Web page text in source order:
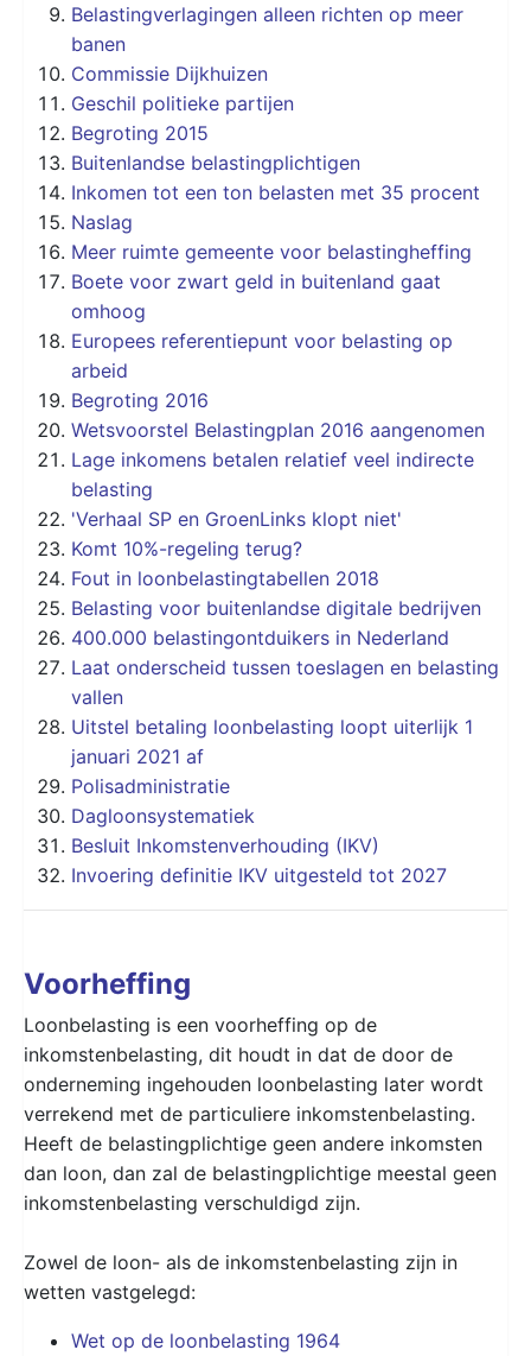
Belastingverlagingen alleen richten op meer
banen
Commissie Dijkhuizen
Geschil politieke partijen
Begroting 2015
Buitenlandse belastingplichtigen
Inkomen tot een ton belasten met 35 procent
Naslag
Meer ruimte gemeente voor belastingheffing
Boete voor zwart geld in buitenland gaat
omhoog
Europees referentiepunt voor belasting op
arbeid
Begroting 2016
Wetsvoorstel Belastingplan 2016 aangenomen
Lage inkomens betalen relatief veel indirecte
belasting
'Verhaal SP en GroenLinks klopt niet'
Komt 10%-regeling terug?
Fout in loonbelastingtabellen 2018
Belasting voor buitenlandse digitale bedrijven
400.000 belastingontduikers in Nederland
Laat onderscheid tussen toeslagen en belasting
vallen
Uitstel betaling loonbelasting loopt uiterlijk 1
januari 2021 af
Polisadministratie
Dagloonsystematiek
Besluit Inkomstenverhouding (IKV)
Invoering definitie IKV uitgesteld tot 2027
Voorheffing
Loonbelasting is een voorheffing op de
inkomstenbelasting, dit houdt in dat de door de
onderneming ingehouden loonbelasting later wordt
verrekend met de particuliere inkomstenbelasting.
Heeft de belastingplichtige geen andere inkomsten
dan loon, dan zal de belastingplichtige meestal geen
inkomstenbelasting verschuldigd zijn.
Zowel de loon- als de inkomstenbelasting zijn in
wetten vastgelegd:
Wet op de loonbelasting 1964